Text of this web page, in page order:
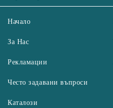
Начало
За Нас
Рекламации
Често задавани въпроси
Каталози